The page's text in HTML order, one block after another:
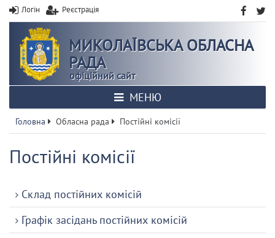
Логін Реєстрація
МИКОЛАЇВСЬКА ОБЛАСНА
РАДА
офіційний сайт
МЕНЮ
Головна Обласна рада Постійні комісії
Постійні комісії
Склад постійних комісій
Графік засідань постійних комісій